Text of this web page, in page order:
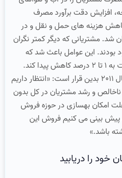
افزایش دقت برآورد مصرف
هزینه های حمل و نقل و در
شد. مشتریانی که دیگر کمتر نگران
بودند. این عوامل باعث شد که
خطای پیش بینی فروش شرکت به 1 تا 2 درصد کاهش پیدا کند.
پیش بینی این شرکت برای سال 2011 بدین قرار است: «انتظار داریم
و رشد مشتریان در کل بدون
علت امکان بهسازی در حوزه فروش
پیش بینی می کنیم فروش این
خود را دریابید